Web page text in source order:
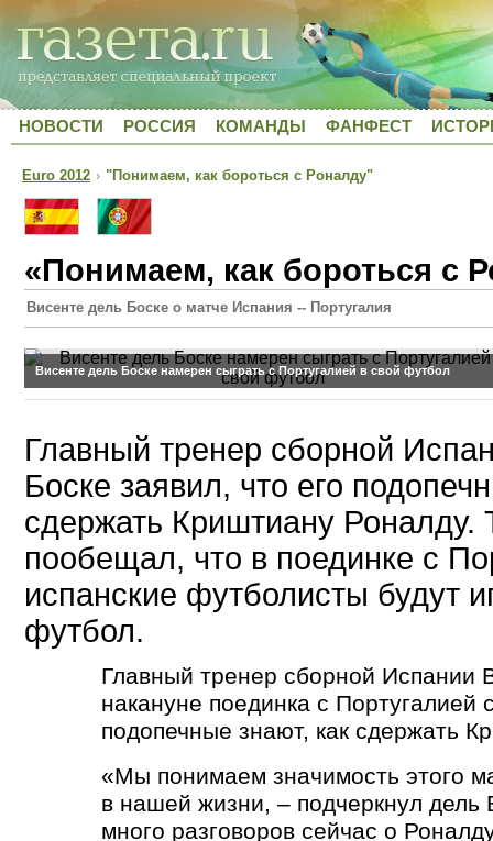
НОВОСТИ РОССИЯ КОМАНДЫ ФАНФЕСТ
Euro 2012 › "Понимаем, как бороться с Роналду"
«Понимаем, как бороться с
Висенте дель Боске о матче Испания -- Португалия
Висенте дель Боске намерен сыграть с Португалией в свой футбол
Главный тренер сборной
Боске заявил, что его
сдержать Криштиану Роналду.
пообещал, что в поединке с
испанские футболисты будут
футбол.
Главный тренер сборной Испании
накануне поединка с Португалией
подопечные знают, как сдержать
«Мы понимаем значимость этого
в нашей жизни, – подчеркнул дель
много разговоров сейчас о